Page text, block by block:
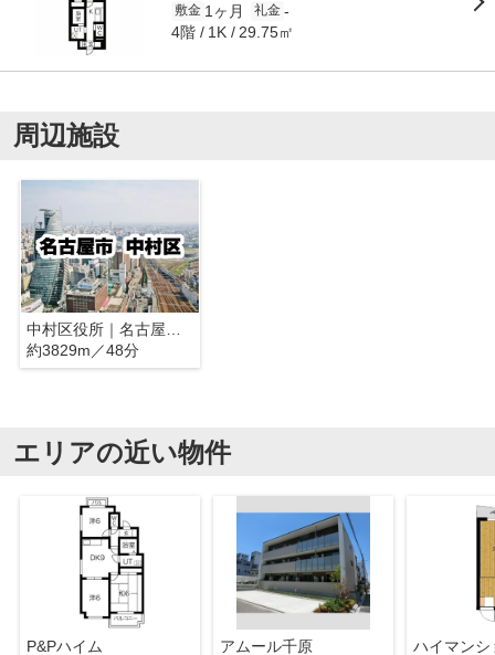
敷金 1ヶ月 礼金 -
4階 1K 29.75㎡
周辺施設
中村区役所｜名古屋市中村区
約3829m／48分
エリアの近い物件
P&Pハイム アムール千原 ハイマンシ